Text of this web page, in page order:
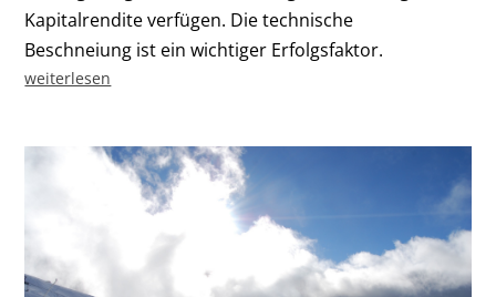
Kapitalrendite verfügen. Die technische
Beschneiung ist ein wichtiger Erfolgsfaktor.
weiterlesen